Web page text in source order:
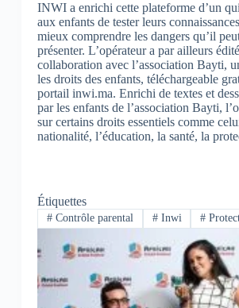
INWI a enrichi cette plateforme d’un
aux enfants de tester leurs
mieux comprendre les dangers qu’il
présenter. L’opérateur a par ailleurs
collaboration avec l’association Bayti,
les droits des enfants, téléchargeable
portail inwi.ma. Enrichi de textes et
par les enfants de l’association Bayti,
sur certains droits essentiels comme
nationalité, l’éducation, la santé, la
Étiquettes
#Contrôle parental #Inwi #